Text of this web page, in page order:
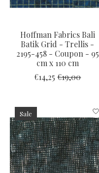
Hoffman Fabrics Bali
Batik Grid - Trellis -
2195-458 - Coupon - 95
cm x 110 cm
€14,25 €19,00
Sale